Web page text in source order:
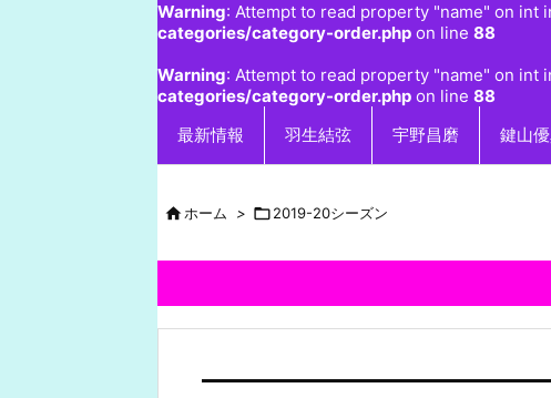
Warning: Attempt to read property "name" on int
categories/category-order.php on line 88
Warning: Attempt to read property "name" on int
categories/category-order.php on line 88
最新情報
羽生結弦 宇野昌磨 鍵山
ホーム > 2019-20シーズン